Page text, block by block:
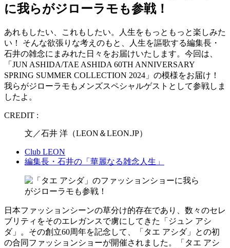
に我らがジローラモも参戦！
あれもしたい、これもしたい。人生をもっともっと楽しみた
い！ そんな欲張りな考えのもと、人生を謳歌する編集長・
石井の雑念にまみれた日々をお届けいたします。今回は、
「JUN ASHIDA/TAE ASHIDA 60TH ANNIVERSARY
SPRING SUMMER COLLECTION 2024」の模様をお届け！
我らがジローラモもメンズスペシャルゲストとして参戦しま
したよ。
CREDIT :
文／石井 洋（LEON＆LEON.JP）
Club LEON
編集長・石井の「華麗なる雑念人生」
日本ファッションシーンの草分け的存在であり、数々のセレ
ブリティをそのエレガンスで虜にしてきた「ジュン アシ
ダ」。その創立60周年を記念して、「タエ アシダ」との初
の合同ファッションショーが開催されました。「タエ アシ